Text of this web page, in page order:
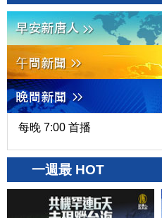
每晚 7:00 首播
一週最 HOT